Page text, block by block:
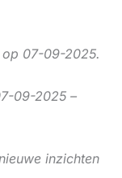
07-09-2025.
09-2025 –
inzichten